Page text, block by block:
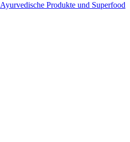
Ayurvedische Produkte und Superfood